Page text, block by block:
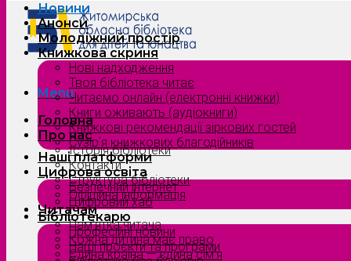
Menu
Головна
Про нас
Історія бібліотеки
Контакти
Структура бібліотеки
Офіційна інформація
Читачам
Пам’ятка читача
Кожна дитина має право
Єдина країна — єдина сім’я
Новини
Анонси
Молодіжний простір
Книжкова скриня
Нові надходження
Твоя бібліотека читає
Читаємо онлайн (електронні книжки)
Книги оживають (аудіокниги)
Книжкові рекомендації зіркових гостей
Сузірʼя книжкових благодійників
Наші платформи
Цифрова освіта
Безпечний інтернет
Цифровий хаб
Бібліотекарю
Професійні новини
Наші проєкти та програми